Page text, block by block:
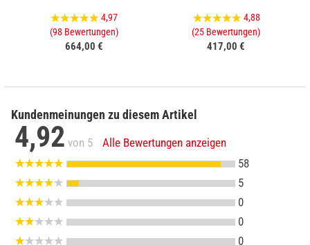
4,97
(98 Bewertungen)
664,00 €
4,88
(25 Bewertungen)
417,00 €
Kundenmeinungen zu diesem Artikel
4,92 von 5
Alle Bewertungen anzeigen
58
5
0
0
0